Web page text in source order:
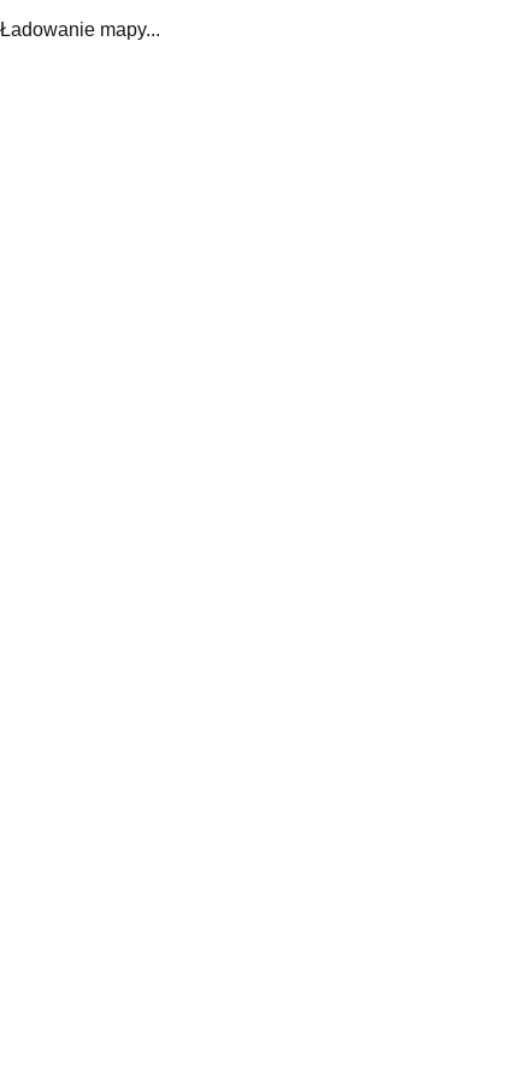
Ładowanie mapy...